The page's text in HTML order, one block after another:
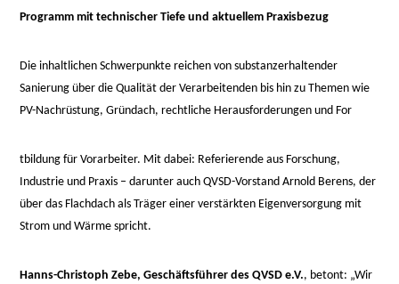
Programm mit technischer Tiefe und aktuellem Praxisbezug
Die inhaltlichen Schwerpunkte reichen von substanzerhaltender
Sanierung über die Qualität der Verarbeitenden bis hin zu Themen wie
PV-Nachrüstung, Gründach, rechtliche Herausforderungen und For
osteopathe-
nyon-
cabinet-
monney
tbildung für Vorarbeiter. Mit dabei: Referierende aus Forschung,
Industrie und Praxis – darunter auch QVSD-Vorstand Arnold Berens, der
über das Flachdach als Träger einer verstärkten Eigenversorgung mit
Strom und Wärme spricht.
Hanns-Christoph Zebe, Geschäftsführer des QVSD e.V., betont: „Wir